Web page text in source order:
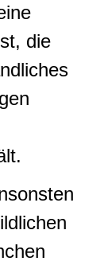
die